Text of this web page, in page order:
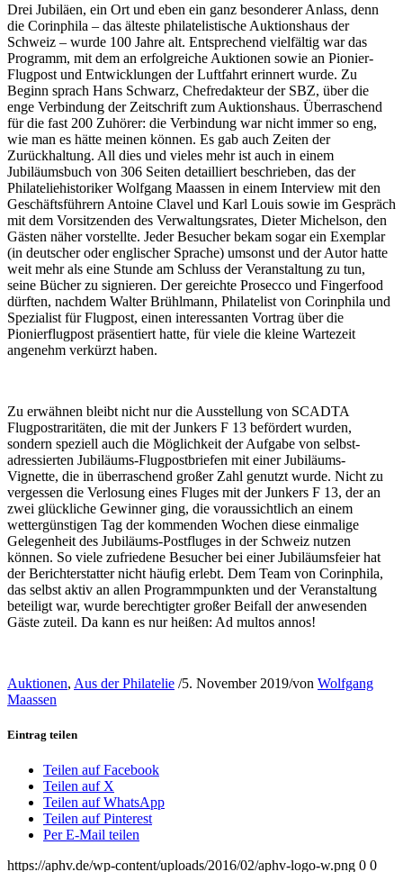
Drei Jubiläen, ein Ort und eben ein ganz besonderer Anlass, denn
die Corinphila – das älteste philatelistische Auktionshaus der
Schweiz – wurde 100 Jahre alt. Entsprechend vielfältig war das
Programm, mit dem an erfolgreiche Auktionen sowie an Pionier-
Flugpost und Entwicklungen der Luftfahrt erinnert wurde. Zu
Beginn sprach Hans Schwarz, Chefredakteur der SBZ, über die
enge Verbindung der Zeitschrift zum Auktionshaus. Überraschend
für die fast 200 Zuhörer: die Verbindung war nicht immer so eng,
wie man es hätte meinen können. Es gab auch Zeiten der
Zurückhaltung. All dies und vieles mehr ist auch in einem
Jubiläumsbuch von 306 Seiten detailliert beschrieben, das der
Philateliehistoriker Wolfgang Maassen in einem Interview mit den
Geschäftsführern Antoine Clavel und Karl Louis sowie im Gespräch
mit dem Vorsitzenden des Verwaltungsrates, Dieter Michelson, den
Gästen näher vorstellte. Jeder Besucher bekam sogar ein Exemplar
(in deutscher oder englischer Sprache) umsonst und der Autor hatte
weit mehr als eine Stunde am Schluss der Veranstaltung zu tun,
seine Bücher zu signieren. Der gereichte Prosecco und Fingerfood
dürften, nachdem Walter Brühlmann, Philatelist von Corinphila und
Spezialist für Flugpost, einen interessanten Vortrag über die
Pionierflugpost präsentiert hatte, für viele die kleine Wartezeit
angenehm verkürzt haben.
Zu erwähnen bleibt nicht nur die Ausstellung von SCADTA
Flugpostraritäten, die mit der Junkers F 13 befördert wurden,
sondern speziell auch die Möglichkeit der Aufgabe von selbst-
adressierten Jubiläums-Flugpostbriefen mit einer Jubiläums-
Vignette, die in überraschend großer Zahl genutzt wurde. Nicht zu
vergessen die Verlosung eines Fluges mit der Junkers F 13, der an
zwei glückliche Gewinner ging, die voraussichtlich an einem
wettergünstigen Tag der kommenden Wochen diese einmalige
Gelegenheit des Jubiläums-Postfluges in der Schweiz nutzen
können. So viele zufriedene Besucher bei einer Jubiläumsfeier hat
der Berichterstatter nicht häufig erlebt. Dem Team von Corinphila,
das selbst aktiv an allen Programmpunkten und der Veranstaltung
beteiligt war, wurde berechtigter großer Beifall der anwesenden
Gäste zuteil. Da kann es nur heißen: Ad multos annos!
Auktionen, Aus der Philatelie /5. November 2019/von Wolfgang
Maassen
Eintrag teilen
Teilen auf Facebook
Teilen auf X
Teilen auf WhatsApp
Teilen auf Pinterest
Per E-Mail teilen
https://aphv.de/wp-content/uploads/2016/02/aphv-logo-w.png 0 0